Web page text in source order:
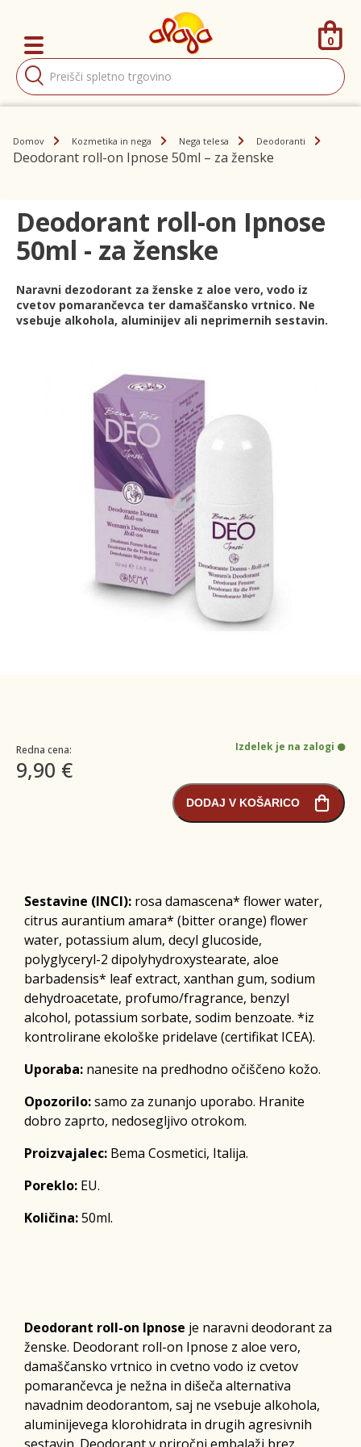
Products
search
0
Domov Kozmetika in nega Nega telesa Deodoranti
Deodorant roll-on Ipnose 50ml – za ženske
Deodorant roll-on Ipnose
50ml - za ženske
Naravni dezodorant za ženske z aloe vero, vodo iz
cvetov pomarančevca ter damaščansko vrtnico. Ne
vsebuje alkohola, aluminijev ali neprimernih sestavin.
Redna cena:
9,90 €
Izdelek je na zalogi
DODAJ V KOŠARICO
Sestavine (INCI): rosa damascena* flower water,
citrus aurantium amara* (bitter orange) flower
water, potassium alum, decyl glucoside,
polyglyceryl-2 dipolyhydroxystearate, aloe
barbadensis* leaf extract, xanthan gum, sodium
dehydroacetate, profumo/fragrance, benzyl
alcohol, potassium sorbate, sodim benzoate. *iz
kontrolirane ekološke pridelave (certifikat ICEA).
Uporaba: nanesite na predhodno očiščeno kožo.
Opozorilo:samo za zunanjo uporabo. Hranite
dobro zaprto, nedosegljivo otrokom.
Proizvajalec: Bema Cosmetici, Italija.
Poreklo: EU.
Količina:50ml.
Deodorant roll-on Ipnose je naravni deodorant za
ženske. Deodorant roll-on Ipnose z aloe vero,
damaščansko vrtnico in cvetno vodo iz cvetov
pomarančevca je nežna in dišeča alternativa
navadnim deodorantom, saj ne vsebuje alkohola,
aluminijevega klorohidrata in drugih agresivnih